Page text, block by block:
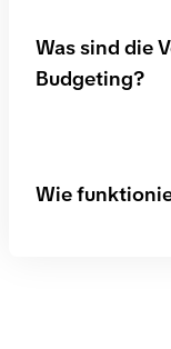
traditionelle
durch flexiblere
Was sind die
Budgeting?
einfacher auf
reagieren und
Wie